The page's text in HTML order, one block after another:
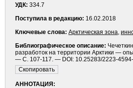
УДК: 334.7
Поступила в редакцию: 16.02.2018
Ключевые слова: Арктическая зона,
Библиографическое описание:
разработок на территории Арктики —
— С. 107-117. — DOI: 10.25283/2223-
АННОТАЦИЯ: